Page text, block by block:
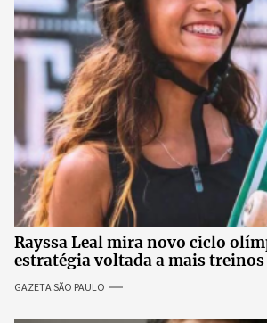
Rayssa Leal mira novo ciclo
estratégia voltada a mais treinos
GAZETA SÃO PAULO